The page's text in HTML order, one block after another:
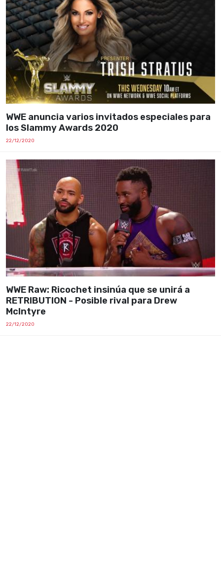
WWE anuncia varios invitados especiales para
los Slammy Awards 2020
22/12/2020
WWE Raw: Ricochet insinúa que se unirá a
RETRIBUTION - Posible rival para Drew
McIntyre
22/12/2020